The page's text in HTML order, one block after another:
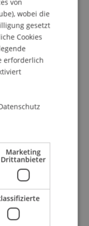
des
Mitgliedstaaten
II, die den
regelt, soll nun
für den
maximale
relativ
Obwohl die
Vorgaben als
und Offenlegung
die
einzuführen. So
von
wobei die
gesetzt
Cookies
erforderlich
Marketing
Drittanbieter